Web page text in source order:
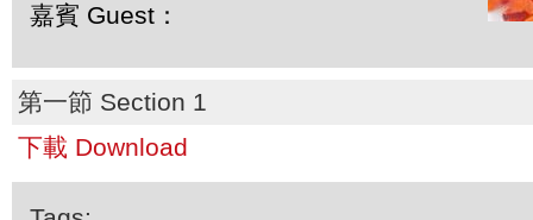
嘉賓 Guest：
第一節 Section 1
下載 Download